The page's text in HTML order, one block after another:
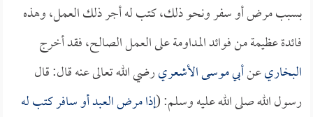
بسبب مرض أو سفر ونحو ذلك، كتب له أجر ذلك العمل، وهذه
فائدة عظيمة من فوائد المداومة على العمل الصالح، فقد أخرج
البخاريعنأبي موسى الأشعريرضي الله تعالى عنه قال: قال
رسول الله صلى الله عليه وسلم: (إذا مرض العبد أو سافر كتب له